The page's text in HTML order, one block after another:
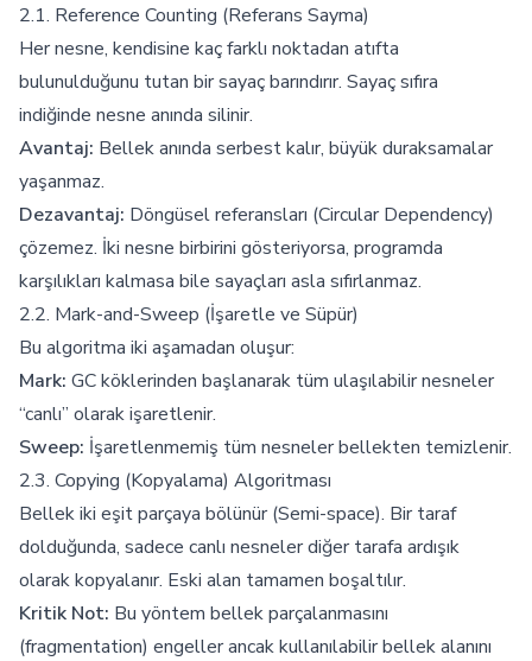
2.1. Reference Counting (Referans Sayma)
Her nesne, kendisine kaç farklı noktadan atıfta
bulunulduğunu tutan bir sayaç barındırır. Sayaç sıfıra
indiğinde nesne anında silinir.
Avantaj: Bellek anında serbest kalır, büyük duraksamalar
yaşanmaz.
Dezavantaj: Döngüsel referansları (Circular Dependency)
çözemez. İki nesne birbirini gösteriyorsa, programda
karşılıkları kalmasa bile sayaçları asla sıfırlanmaz.
2.2. Mark-and-Sweep (İşaretle ve Süpür)
Bu algoritma iki aşamadan oluşur:
Mark: GC köklerinden başlanarak tüm ulaşılabilir nesneler
“canlı” olarak işaretlenir.
Sweep: İşaretlenmemiş tüm nesneler bellekten temizlenir.
2.3. Copying (Kopyalama) Algoritması
Bellek iki eşit parçaya bölünür (Semi-space). Bir taraf
dolduğunda, sadece canlı nesneler diğer tarafa ardışık
olarak kopyalanır. Eski alan tamamen boşaltılır.
Kritik Not: Bu yöntem bellek parçalanmasını
(fragmentation) engeller ancak kullanılabilir bellek alanını